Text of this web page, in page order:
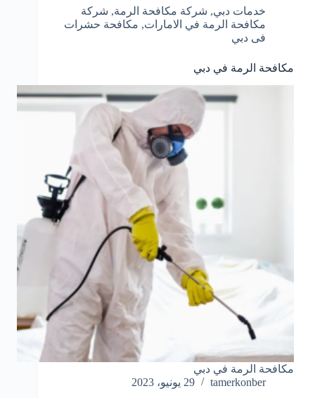
خدمات دبي, شركة مكافحة الرمة, شركة
مكافحة الرمة في الامارات, مكافحة حشرات
فى دبي
مكافحة الرمة في دبي
مكافحة الرمة في دبي
tamerkonber
29 يونيو، 2023